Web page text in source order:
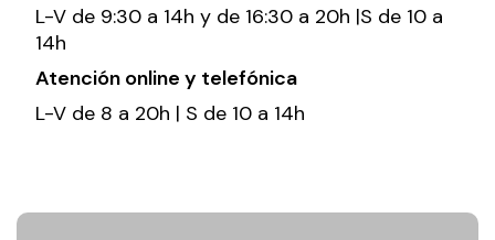
L-V de 9:30 a 14h y de 16:30 a 20h |S de 10 a
14h
Atención online y telefónica
L-V de 8 a 20h | S de 10 a 14h